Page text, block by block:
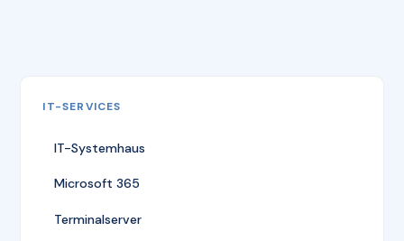
IT-SERVICES
IT-Systemhaus
Microsoft 365
Terminalserver